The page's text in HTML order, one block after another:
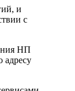
и
с
НП
адресу